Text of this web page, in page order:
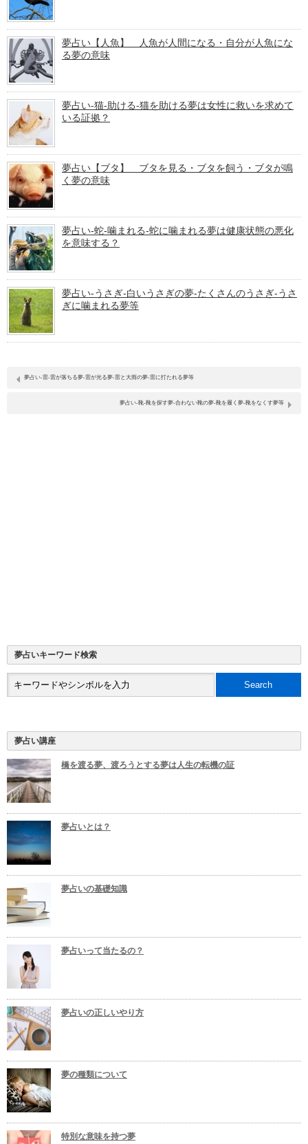
夢占い【人魚】 人魚が人間になる・自分が人魚にな
る夢の意味
夢占い-猫-助ける-猫を助ける夢は女性に救いを求めて
いる証拠？
夢占い【ブタ】 ブタを見る・ブタを飼う・ブタが鳴
く夢の意味
夢占い-蛇-噛まれる-蛇に噛まれる夢は健康状態の悪化
を意味する？
夢占い-うさぎ-白いうさぎの夢-たくさんのうさぎ-うさ
ぎに噛まれる夢等
夢占い-雷-雷が落ちる夢-雷が光る夢-雷と大雨の夢-雷に打たれる夢等
夢占い-靴-靴を探す夢-合わない靴の夢-靴を履く夢-靴をなくす夢等
夢占いキーワード検索
夢占い講座
橋を渡る夢、渡ろうとする夢は人生の転機の証
夢占いとは？
夢占いの基礎知識
夢占いって当たるの？
夢占いの正しいやり方
夢の種類について
特別な意味を持つ夢